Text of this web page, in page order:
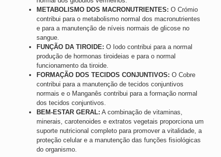
METABOLISMO DOS MACRONUTRIENTES: O Crómio
contribui para o metabolismo normal dos macronutrientes
e para a manutenção de níveis normais de glicose no
sangue.
FUNÇÃO DA TIROIDE: O Iodo contribui para a normal
produção de hormonas tiroideias e para o normal
funcionamento da tiroide.
FORMAÇÃO DOS TECIDOS CONJUNTIVOS: O Cobre
contribui para a manutenção de tecidos conjuntivos
normais e o Manganês contribui para a formação normal
dos tecidos conjuntivos.
BEM-ESTAR GERAL: A combinação de vitaminas,
minerais, carotenoides e extratos vegetais proporciona um
suporte nutricional completo para promover a vitalidade, a
proteção celular e a manutenção das funções fisiológicas
do organismo.